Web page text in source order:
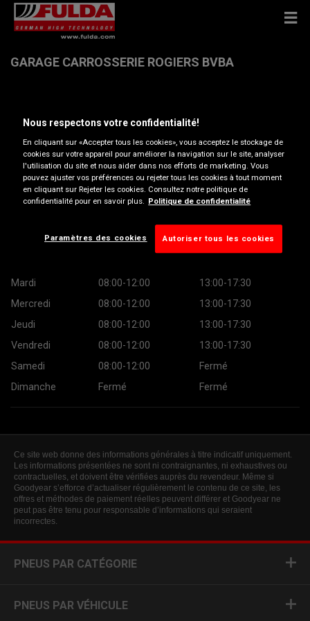
GARAGE CARROSSERIE ROGIERS BVBA
Obtenir directions
Afficher le numéro de téléphone
Heures d’ouverture
Mardi
08:00-12:00
13:00-17:30
Mercredi
08:00-12:00
13:00-17:30
Jeudi
08:00-12:00
13:00-17:30
Vendredi
08:00-12:00
13:00-17:30
Samedi
08:00-12:00
Fermé
Dimanche
Fermé Fermé
Ce site web donne des informations générales à titre indicatif uniquement.
Les informations présentées ne sont ni contraignantes, ni exhaustives ou
contractuelles, et doivent être vérifiées auprès du revendeur. Même si
Goodyear s’efforce d’actualiser régulièrement le contenu de ce site, les
offres et méthodes de paiement réelles peuvent différer et Goodyear ne
peut pas être tenu pour responsable d’informations qui seraient
incorrectes.
PNEUS PAR CATÉGORIE
PNEUS PAR VÉHICULE
Nous respectons votre confidentialité!
En cliquant sur «Accepter tous les cookies», vous acceptez le stockage de
cookies sur votre appareil pour améliorer la navigation sur le site, analyser
l'utilisation du site et nous aider dans nos efforts de marketing. Vous
pouvez ajuster vos préférences ou rejeter tous les cookies à tout moment
en cliquant sur Rejeter les cookies. Consultez notre politique de
confidentialité pour en savoir plus.
Politique de confidentialité
Paramètres des cookies Autoriser tous les cookies